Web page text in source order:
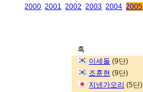
2000 2001 2002 2003 2004 2005
흑
이세돌 (9단)
조훈현 (9단)
지넨가오리 (5단)